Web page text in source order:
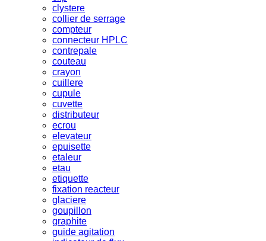
clystere
collier de serrage
compteur
connecteur HPLC
contrepale
couteau
crayon
cuillere
cupule
cuvette
distributeur
ecrou
elevateur
epuisette
etaleur
etau
etiquette
fixation reacteur
glaciere
goupillon
graphite
guide agitation